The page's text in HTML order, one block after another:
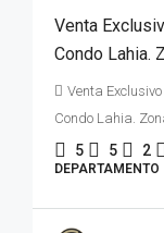
Venta
Condo Lahia.
Venta
Condo Lahia.
5 5 2
DEPARTAMENTO